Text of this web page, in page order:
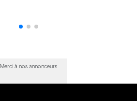
Merci à nos annonceurs